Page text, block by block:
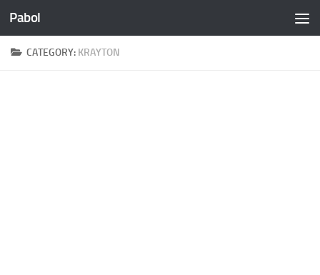
Skip to content
Pabol
CATEGORY: KRAYTON